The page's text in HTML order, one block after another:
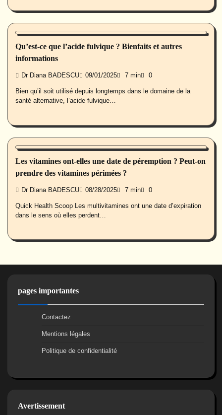
Nutrition
Qu’est-ce que l’acide fulvique ? Bienfaits et autres
informations
Dr Diana BADESCU 09/01/2025 7 min 0
Bien qu’il soit utilisé depuis longtemps dans le domaine de la
santé alternative, l’acide fulvique…
Nutrition
Les vitamines ont-elles une date de péremption ? Peut-on
prendre des vitamines périmées ?
Dr Diana BADESCU 08/28/2025 7 min 0
Quick Health Scoop Les multivitamines ont une date d’expiration
dans le sens où elles perdent…
pages importantes
Contactez
Mentions légales
Politique de confidentialité
Avertissement